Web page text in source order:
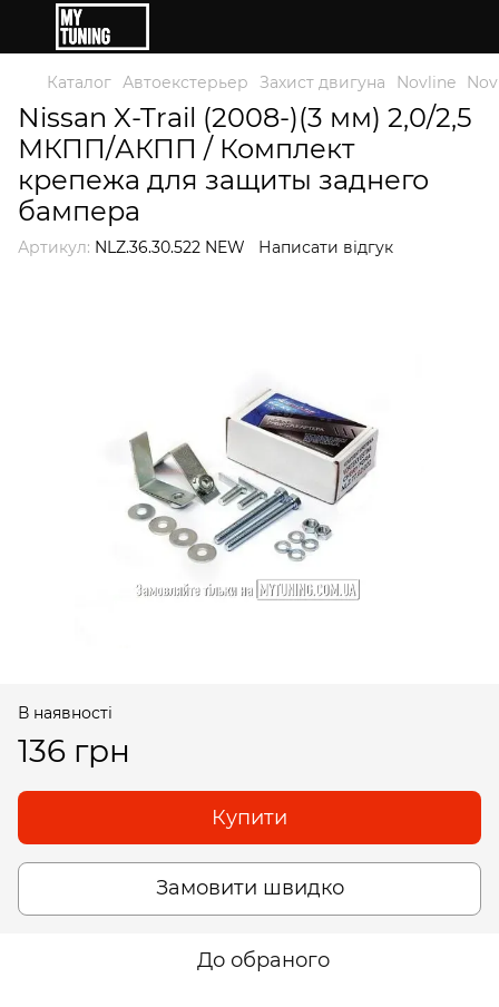
Каталог Автоекстерьер Захист двигуна Novline
Nissan X-Trail (2008-)(3 мм) 2,0/2,5
МКПП/АКПП / Комплект
крепежа для защиты заднего
бампера
Артикул: NLZ.36.30.522 NEW Написати відгук
В наявності
136 грн
Купити
Замовити швидко
До обраного